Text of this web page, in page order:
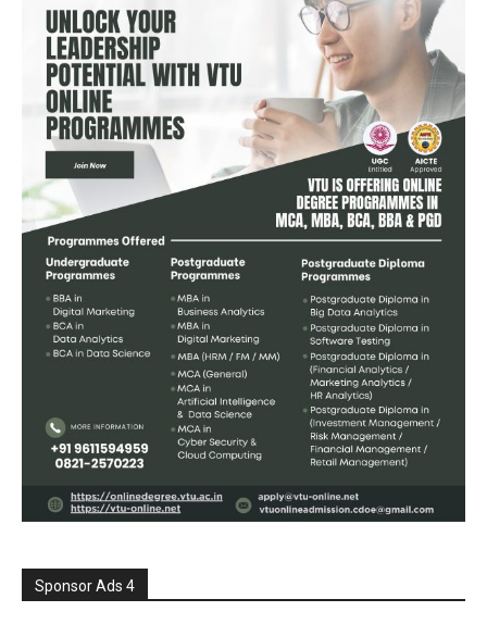
Sponsor Ads 4